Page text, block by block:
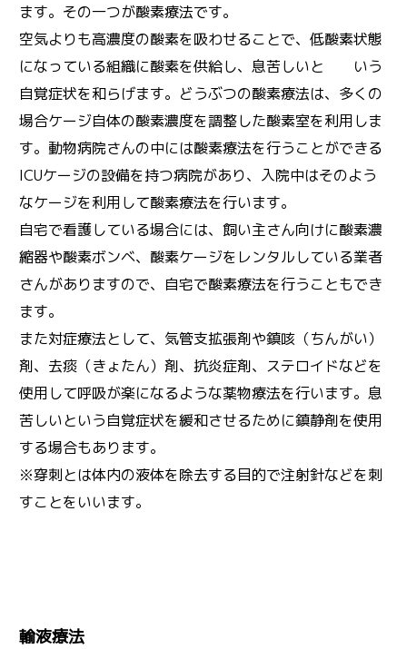
ます。その一つが酸素療法です。
空気よりも高濃度の酸素を吸わせることで、低酸素状態
になっている組織に酸素を供給し、息苦しいと いう
自覚症状を和らげます。どうぶつの酸素療法は、多くの
場合ケージ自体の酸素濃度を調整した酸素室を利用しま
す。動物病院さんの中には酸素療法を行うことができる
ICUケージの設備を持つ病院があり、入院中はそのよう
なケージを利用して酸素療法を行います。
自宅で看護している場合には、飼い主さん向けに酸素濃
縮器や酸素ボンベ、酸素ケージをレンタルしている業者
さんがありますので、自宅で酸素療法を行うこともでき
ます。
また対症療法として、気管支拡張剤や鎮咳（ちんがい）
剤、去痰（きょたん）剤、抗炎症剤、ステロイドなどを
使用して呼吸が楽になるような薬物療法を行います。息
苦しいという自覚症状を緩和させるために鎮静剤を使用
する場合もあります。
※穿刺とは体内の液体を除去する目的で注射針などを刺
すことをいいます。
輸液療法